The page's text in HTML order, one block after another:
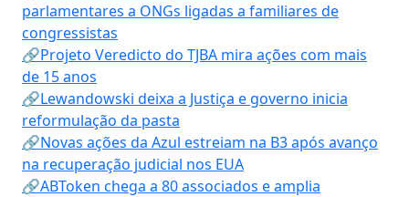
parlamentares a ONGs ligadas a familiares de
congressistas
🔗Projeto Veredicto do TJBA mira ações com mais
de 15 anos
🔗Lewandowski deixa a Justiça e governo inicia
reformulação da pasta
🔗Novas ações da Azul estreiam na B3 após avanço
na recuperação judicial nos EUA
🔗ABToken chega a 80 associados e amplia